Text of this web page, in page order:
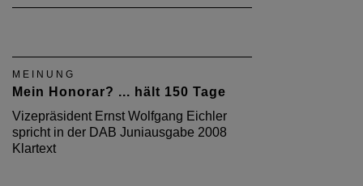
MEINUNG
Mein Honorar? ... hält 150 Tage
Vizepräsident Ernst Wolfgang Eichler
spricht in der DAB Juniausgabe 2008
Klartext